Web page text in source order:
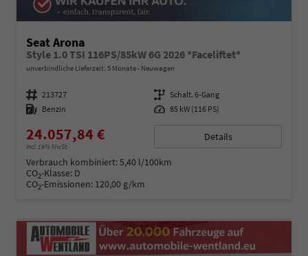
Seat Arona
Style 1.0 TSI 116PS/85kW 6G 2026 *Faceliftet*
unverbindliche Lieferzeit: 5 Monate Neuwagen
Fahrzeugnummer 213727 Getriebe Schalt. 6-Gang
Kraftstoff Benzin Leistung 85 kW (116 PS)
24.057,84 €
incl. 19% MwSt.
Details
Verbrauch kombiniert:5,40 l/100km
CO2-Klasse: D
CO2-Emissionen: 120,00 g/km